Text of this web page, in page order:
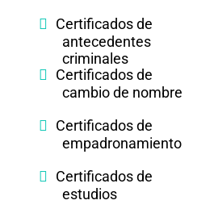
Certificados de
antecedentes
criminales
Certificados de
cambio de nombre
Certificados de
empadronamiento
Certificados de
estudios